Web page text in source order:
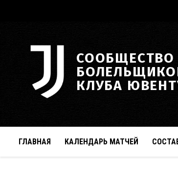
КЛУБА
ГЛАВНАЯ КАЛЕНДАРЬ МАТЧЕЙ